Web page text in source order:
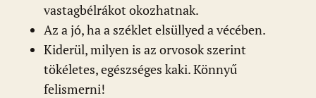
vastagbélrákot okozhatnak.
Az a jó, ha a széklet elsüllyed a vécében.
Kiderül, milyen is az orvosok szerint
tökéletes, egészséges kaki. Könnyű
felismerni!